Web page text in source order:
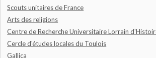
Scouts unitaires de France
Arts des religions
Centre de Recherche Universitaire Lorrain
Cercle d'études locales du Toulois
Gallica